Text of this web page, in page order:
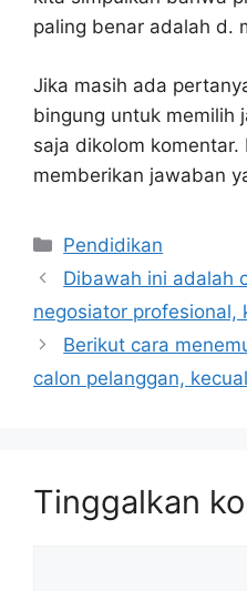
paling benar adalah d.
Jika masih ada
bingung untuk memilih
saja dikolom
memberikan jawaban
Kategori
Pendidikan
Dibawah ini adalah
negosiator profesional,
Berikut cara
calon pelanggan,
Tinggalkan